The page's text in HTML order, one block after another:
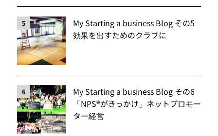
5
My Starting a business Blog その5
効果を出すためのクラブに
6
My Starting a business Blog その6
「NPS®️がきっかけ」ネットプロモー
ター経営